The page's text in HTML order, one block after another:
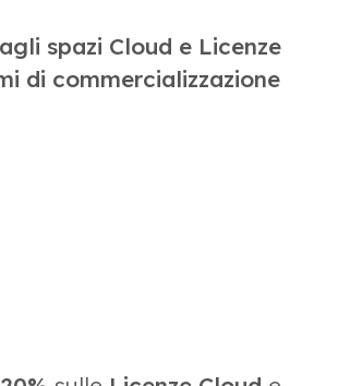
spazi Cloud e Licenze
di commercializzazione